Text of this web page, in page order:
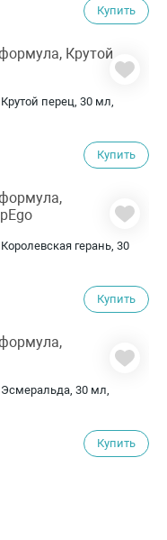
Купить
перец, 30 мл,
Купить
герань, 30
Купить
Купить